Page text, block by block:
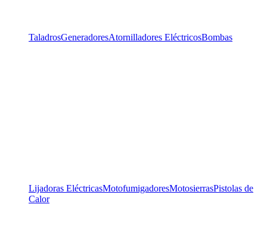
TaladrosGeneradoresAtornilladores EléctricosBombas
Lijadoras EléctricasMotofumigadoresMotosierrasPistolas de
Calor